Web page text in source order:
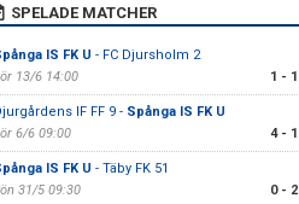
SPELADE MATCHER
IS FK U - FC Djursholm 2
13/6 14:00
1 - 1
IF FF 9 - Spånga IS FK U
6/6 09:00
4 - 1
IS FK U - Täby FK 51
31/5 09:30
0 - 2